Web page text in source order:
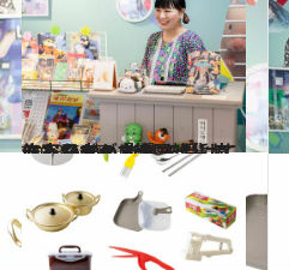
2023.6.17
トレンディドラマに、嵐に、SMAP。韓国雑貨の作家たちが 影響を受けてきた日本の文化
旅＆お出かけ